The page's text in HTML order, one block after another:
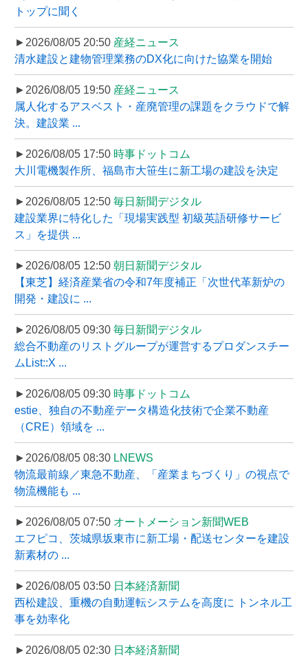
トップに聞く
►2026/08/05 20:50 産経ニュース
清水建設と建物管理業務のDX化に向けた協業を開始
►2026/08/05 19:50 産経ニュース
属人化するアスベスト・産廃管理の課題をクラウドで解
決。建設業 ...
►2026/08/05 17:50 時事ドットコム
大川電機製作所、福島市大笹生に新工場の建設を決定
►2026/08/05 12:50 毎日新聞デジタル
建設業界に特化した「現場実践型 初級英語研修サービ
ス」を提供 ...
►2026/08/05 12:50 朝日新聞デジタル
【東芝】経済産業省の令和7年度補正「次世代革新炉の
開発・建設に ...
►2026/08/05 09:30 毎日新聞デジタル
総合不動産のリストグループが運営するプロダンスチー
ムList::X ...
►2026/08/05 09:30 時事ドットコム
estie、独自の不動産データ構造化技術で企業不動産
（CRE）領域を ...
►2026/08/05 08:30 LNEWS
物流最前線／東急不動産、「産業まちづくり」の視点で
物流機能も ...
►2026/08/05 07:50 オートメーション新聞WEB
エフピコ、茨城県坂東市に新工場・配送センターを建設
新素材の ...
►2026/08/05 03:50 日本経済新聞
西松建設、重機の自動運転システムを高度に トンネル工
事を効率化
►2026/08/05 02:30 日本経済新聞